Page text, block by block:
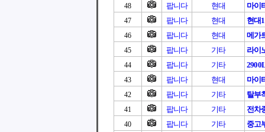
48 팝니다 현대 마이
47 팝니다 현대 현대
46 팝니다 현대 메가
45 팝니다 기타 라이
44 팝니다 기타
43 팝니다 현대 마이
42 팝니다 기타 탈부
41 팝니다 기타 전차
40 팝니다 기타 중고